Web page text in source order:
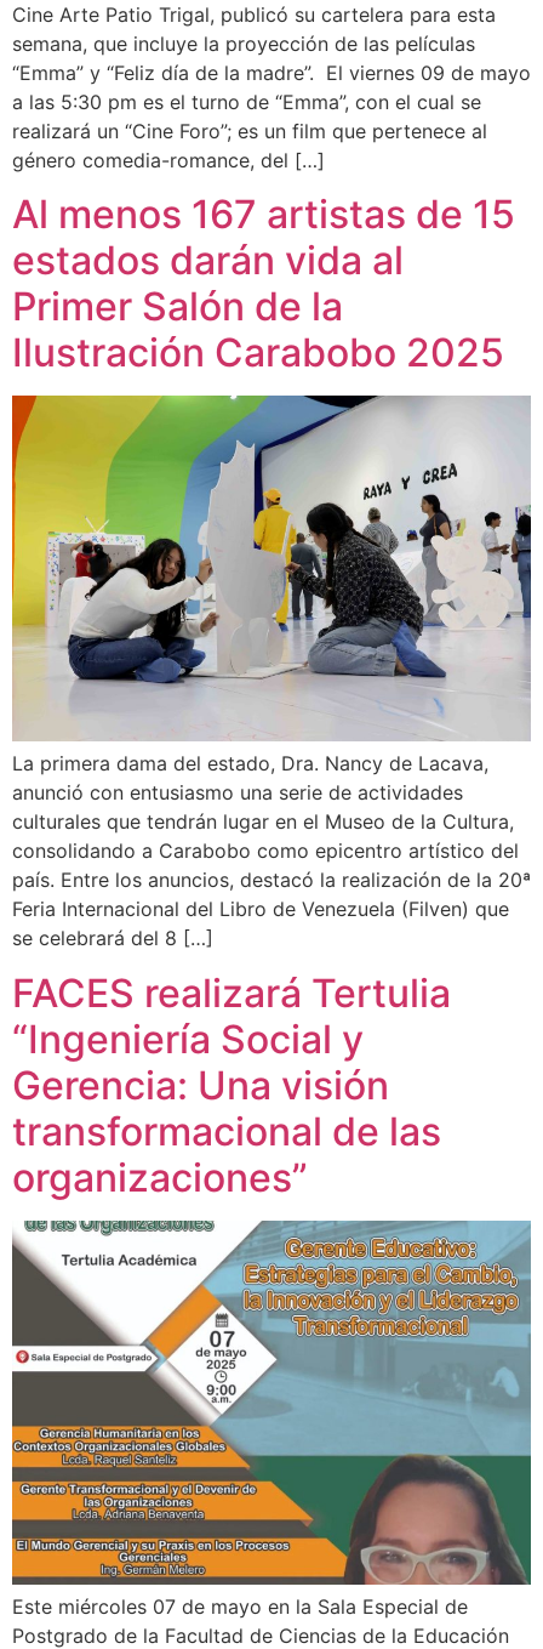
Cine Arte Patio Trigal, publicó su cartelera para esta
semana, que incluye la proyección de las películas
“Emma” y “Feliz día de la madre”. El viernes 09 de mayo
a las 5:30 pm es el turno de “Emma”, con el cual se
realizará un “Cine Foro”; es un film que pertenece al
género comedia-romance, del […]
Al menos 167 artistas de 15
estados darán vida al
Primer Salón de la
Ilustración Carabobo 2025
La primera dama del estado, Dra. Nancy de Lacava,
anunció con entusiasmo una serie de actividades
culturales que tendrán lugar en el Museo de la Cultura,
consolidando a Carabobo como epicentro artístico del
país. Entre los anuncios, destacó la realización de la 20ª
Feria Internacional del Libro de Venezuela (Filven) que
se celebrará del 8 […]
FACES realizará Tertulia
“Ingeniería Social y
Gerencia: Una visión
transformacional de las
organizaciones”
Este miércoles 07 de mayo en la Sala Especial de
Postgrado de la Facultad de Ciencias de la Educación